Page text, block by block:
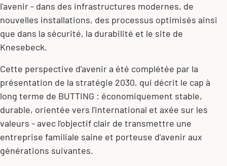
l'avenir - dans des infrastructures modernes, de
nouvelles installations, des processus optimisés ainsi
que dans la sécurité, la durabilité et le site de
Knesebeck.
Cette perspective d'avenir a été complétée par la
présentation de la stratégie 2030, qui décrit le cap à
long terme de BUTTING : économiquement stable,
durable, orientée vers l'international et axée sur les
valeurs - avec l'objectif clair de transmettre une
entreprise familiale saine et porteuse d'avenir aux
générations suivantes.